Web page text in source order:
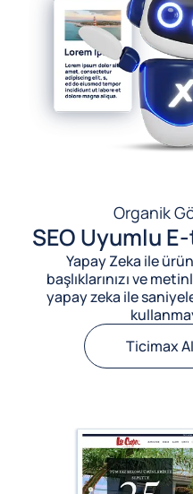
Organik
SEO Uyumlu
Yapay Zeka ile ürün
başlıklarınızı ve
yapay zeka ile
Ticimax